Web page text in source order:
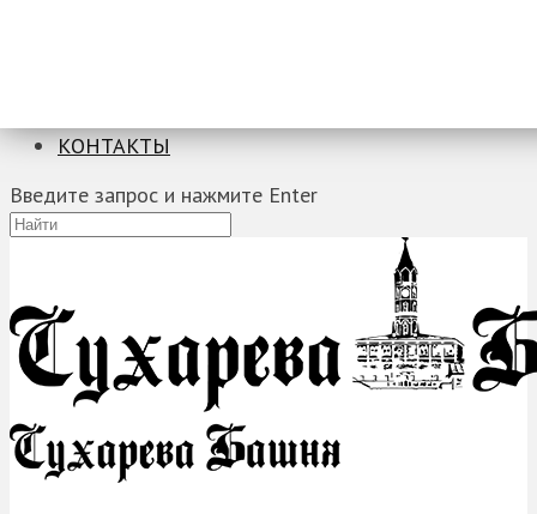
КОНТАКТЫ
Введите запрос и нажмите Enter